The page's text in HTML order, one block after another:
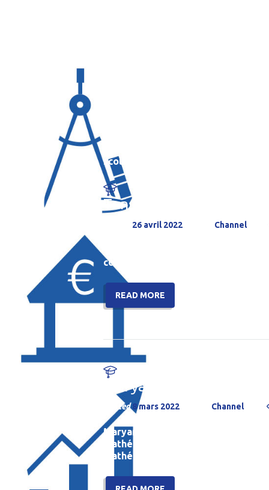
scolarisés en école primaire et
Ton cerveau est
26 avril 2022 Channel
confiance. Aujourd’hui, sur Graine
READ MORE
Maryam Mirzakhani
Posted8 mars 2022 Channel
Maryam Mirzakhani Bonjour à tous
mathématicienne que je vous
mathématicienne...